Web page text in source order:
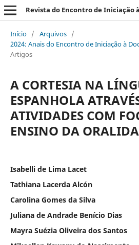
Revista do Encontro de Iniciação
Início / Arquivos /
2024: Anais do Encontro de Iniciação à
Artigos
A CORTESIA NA
ESPANHOLA
ATIVIDADES COM
ENSINO DA
Isabelli de Lima Lacet
Tathiana Lacerda Alcón
Carolina Gomes da Silva
Juliana de Andrade Benício Dias
Mayra Suézia Oliveira dos Santos